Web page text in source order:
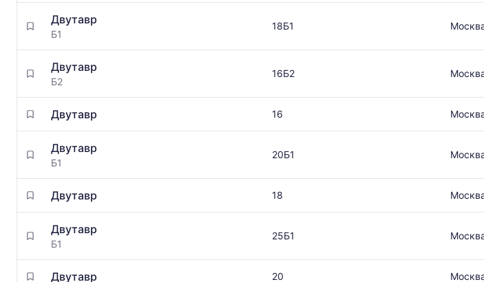
Двутавр
Б1
18Б1
Двутавр
Б2
16Б2
Двутавр 16
Двутавр
Б1
20Б1
Двутавр 18
Двутавр
Б1
25Б1
Двутавр 20